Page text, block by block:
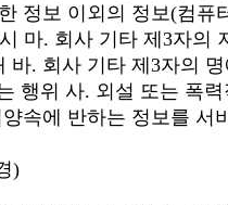
정보 이외의 정보(컴퓨
마. 회사 기타 제3자의
바. 회사 기타 제3자의
행위 사. 외설 또는 폭력
속에 반하는 정보를 서
)